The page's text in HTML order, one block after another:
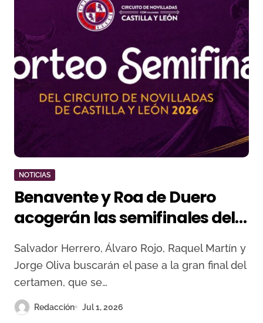
NOTICIAS
Benavente y Roa de Duero
acogerán las semifinales del
Circuito de Castilla y León
Salvador Herrero, Álvaro Rojo, Raquel Martín y
Jorge Oliva buscarán el pase a la gran final del
certamen, que se…
Redacción Jul 1, 2026